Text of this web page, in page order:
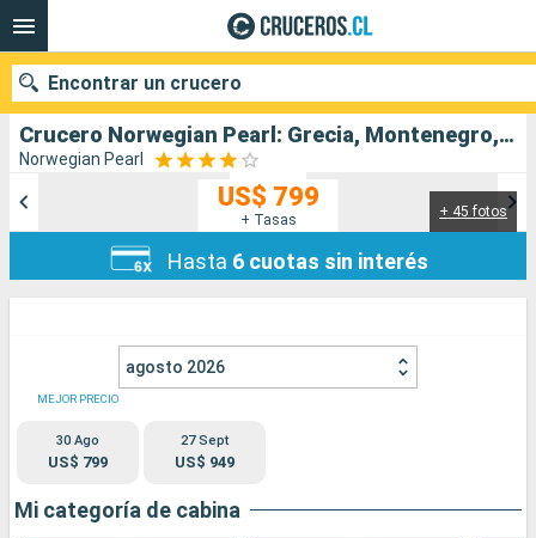
Crucero Norwegian Pearl: Grecia, Montenegro, Croacia, Eslovenia, Italia salida desde El Pireo Atenas
Norwegian Pearl
+ 45 fotos
US$ 799
+ Tasas
Hasta 6 cuotas sin interés
agosto 2026
MEJOR PRECIO
30 Ago
US$ 799
27 Sept
US$ 949
Mi categoría de cabina
Encontrar un crucero
Fecha de salida
Buscar